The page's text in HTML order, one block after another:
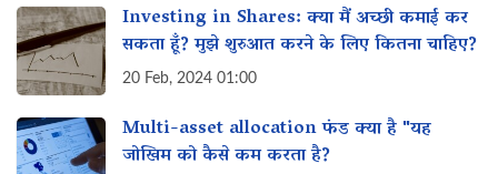
Investing in Shares: क्या मैं अच्छी कमाई कर
सकता हूँ? मुझे शुरुआत करने के लिए कितना चाहिए?
20 Feb, 2024 01:00
Multi-asset allocation फंड क्या है "यह
जोखिम को कैसे कम करता है?